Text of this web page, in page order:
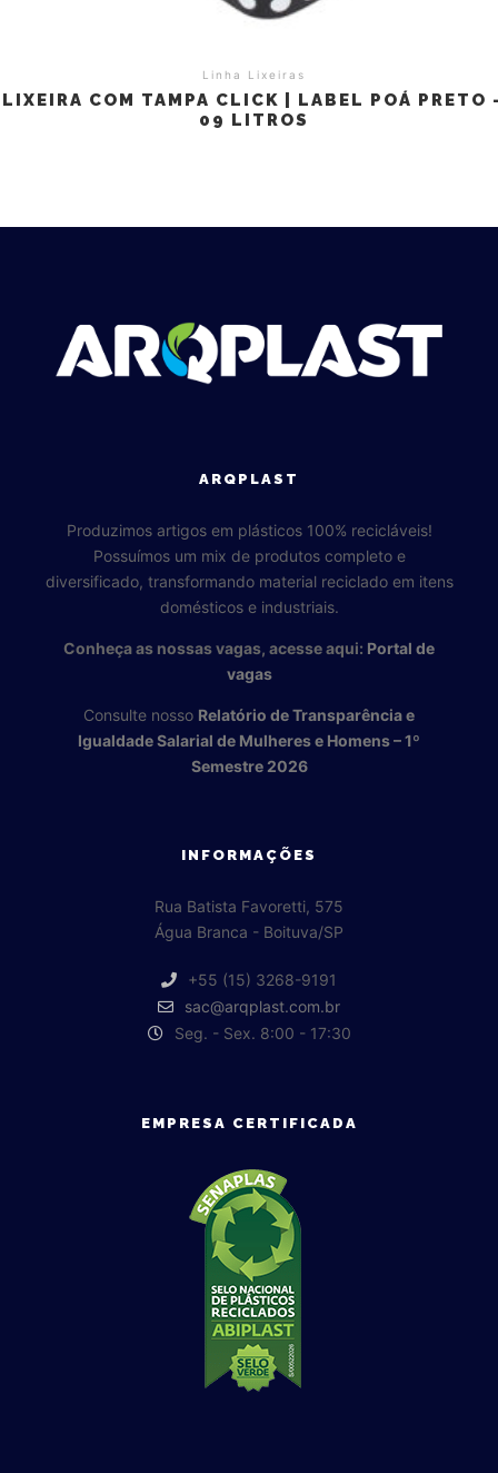
Linha Lixeiras
LIXEIRA COM TAMPA CLICK | LABEL POÁ PRETO
09 LITROS
ARQPLAST
Produzimos artigos em plásticos 100% recicláveis!
Possuímos um mix de produtos completo e
diversificado, transformando material reciclado em itens
domésticos e industriais.
Conheça as nossas vagas, acesse aqui: Portal de
vagas
Consulte nosso Relatório de Transparência e
Igualdade Salarial de Mulheres e Homens – 1º
Semestre 2026
INFORMAÇÕES
Rua Batista Favoretti, 575
Água Branca - Boituva/SP
+55 (15) 3268-9191
sac@arqplast.com.br
Seg. - Sex. 8:00 - 17:30
EMPRESA CERTIFICADA